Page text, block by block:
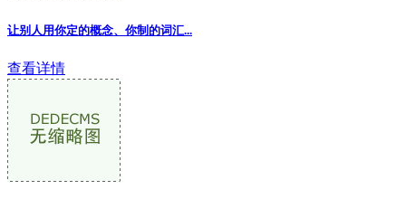
让别人用你定的概念、你制的词汇...
查看详情